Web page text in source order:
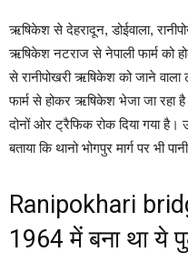
ऋषिकेश से देहरादून, डोईवाला,
ऋषिकेश नटराज से नेपाली फार्म को
से रानीपोखरी ऋषिकेश को जाने वाला
फार्म से होकर ऋषिकेश भेजा जा रहा
दोनों ओर ट्रैफिक रोक दिया गया है‌‌।
बताया कि थानो भोगपुर मार्ग पर भी
Ranipokhari
1964 में बना था ये